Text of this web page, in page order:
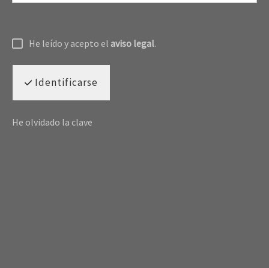
He leído y acepto el aviso legal.
Identificarse
He olvidado la clave